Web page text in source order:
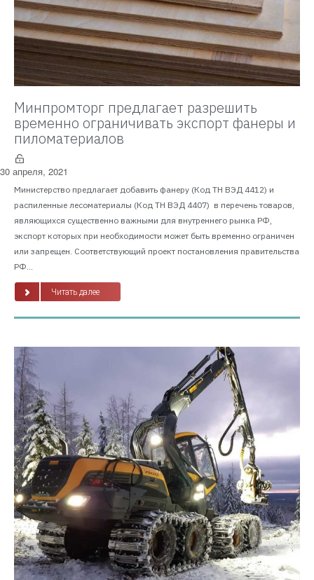
Минпромторг предлагает разрешить
временно ограничивать экспорт фанеры и
пиломатериалов
30 апреля, 2021
Министерство предлагает добавить фанеру (Код ТН ВЭД 4412) и
распиленные лесоматериалы (Код ТН ВЭД 4407) в перечень товаров,
являющихся существенно важными для внутреннего рынка РФ,
экспорт которых при необходимости может быть временно ограничен
или запрещен. Соответствующий проект постановления правительства
РФ...
Читать далее